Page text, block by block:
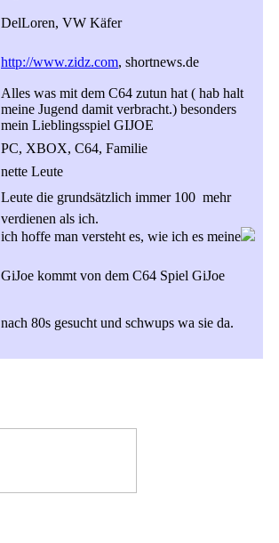
DelLoren, VW Käfer
http://www.zidz.com, shortnews.de
Alles was mit dem C64 zutun hat ( hab halt
meine Jugend damit verbracht.) besonders
mein Lieblingsspiel GIJOE
PC, XBOX, C64, Familie
nette Leute
Leute die grundsätzlich immer 100  mehr
verdienen als ich.
ich hoffe man versteht es, wie ich es meine
GiJoe kommt von dem C64 Spiel GiJoe
nach 80s gesucht und schwups wa sie da.